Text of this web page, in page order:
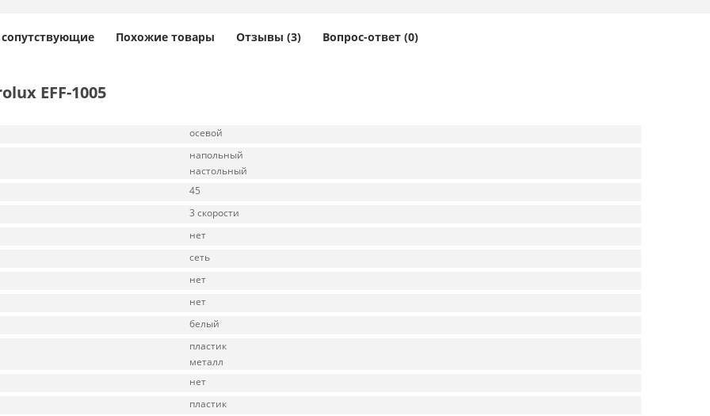
Похожие товары Отзывы (3) Вопрос-ответ (0)
EFF-1005
осевой
напольный
настольный
45
3 скорости
нет
сеть
нет
нет
белый
пластик
металл
нет
пластик